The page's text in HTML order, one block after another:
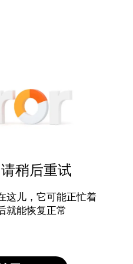
稍后重试
这儿，它可能正忙着
就能恢复正常